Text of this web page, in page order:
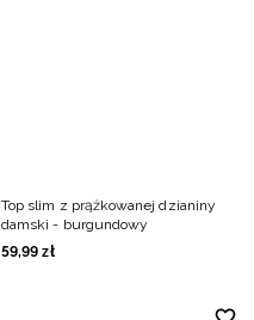
Top slim z prążkowanej dzianiny
damski - burgundowy
59,99 zł